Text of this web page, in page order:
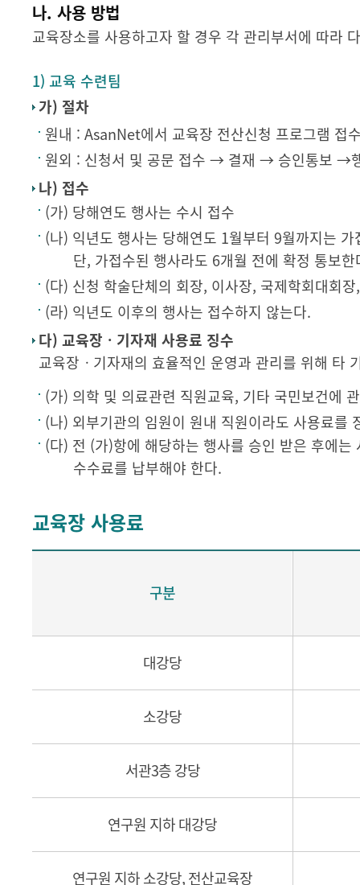
나. 사용 방법
교육장소를 사용하고자 할 경우 각 관리부서에 따라
1) 교육 수련팀
가) 절차
원내 : AsanNet에서 교육장 전산신청 프로그램
원외 : 신청서 및 공문 접수 → 결재 → 승인통보 →
나) 접수
(가) 당해연도 행사는 수시 접수
(나) 익년도 행사는 당해연도 1월부터 9월까지는
단, 가접수된 행사라도 6개월 전에 확정 통보한
(다) 신청 학술단체의 회장, 이사장, 국제학회대회
(라) 익년도 이후의 행사는 접수하지 않는다.
다) 교육장ㆍ기자재 사용료 징수
교육장ㆍ기자재의 효율적인 운영과 관리를 위해 타
(가) 의학 및 의료관련 직원교육, 기타 국민보건에
(나) 외부기관의 임원이 원내 직원이라도 사용료를
(다) 전 (가)항에 해당하는 행사를 승인 받은 후에
수수료를 납부해야 한다.
교육장 사용료
구분
대강당
소강당
서관3층 강당
연구원 지하 대강당
연구원 지하 소강당, 전산교육장